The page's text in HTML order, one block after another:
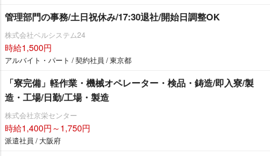
管理部門の事務/土日祝休み/17:30退社/開始日調整OK
株式会社ベルシステム24
時給1,500円
アルバイト・パート / 契約社員 / 東京都
「寮完備」軽作業・機械オペレーター・検品・鋳造/即入寮/製
造・工場/日勤/工場・製造
株式会社京栄センター
時給1,400円～1,750円
派遣社員 / 大阪府